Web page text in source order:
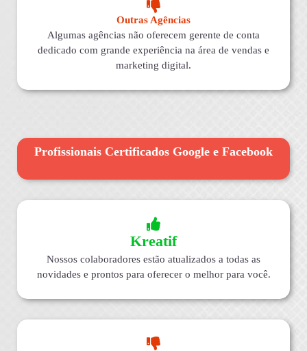
Outras Agências
Algumas agências não oferecem gerente de conta
dedicado com grande experiência na área de vendas e
marketing digital.
Profissionais Certificados Google e Facebook
Kreatif
Nossos colaboradores estão atualizados a todas as
novidades e prontos para oferecer o melhor para você.